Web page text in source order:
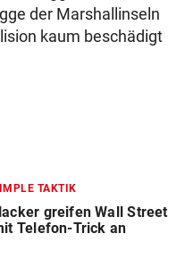
der Marshallinseln
kaum beschädigt
TAKTIK
greifen Wall Street
Telefon-Trick an